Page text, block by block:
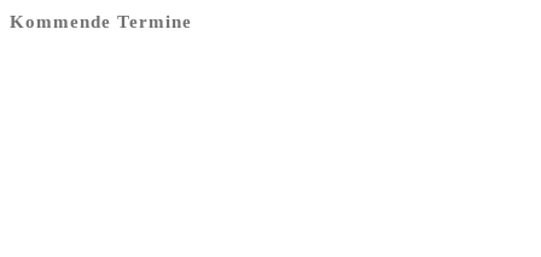
Kommende Termine